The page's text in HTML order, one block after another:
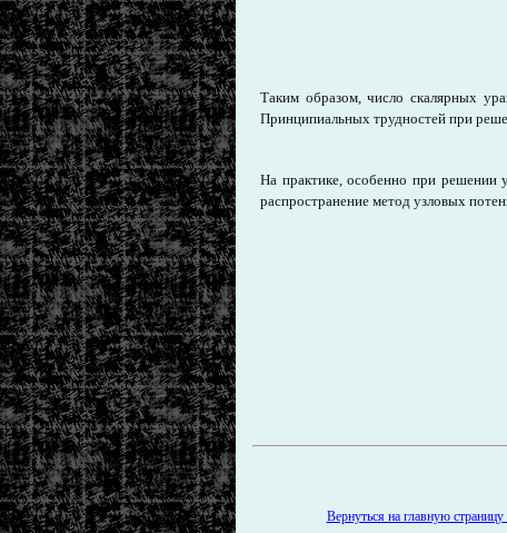
Таким образом, число скалярных
Принципиальных трудностей при
На практике, особенно при решении
распространение метод узловых